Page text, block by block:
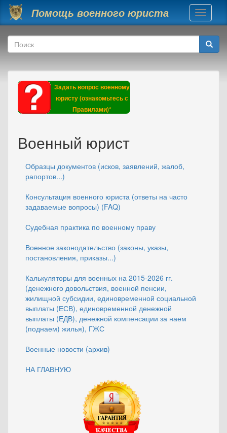
Перейти к основному содержанию
Помощь военного юриста
Toggle
Форма поиска
Поиск
Задать вопрос военному
юристу (ознакомьтесь с
Правилами)*
Военный юрист
Образцы документов (исков, заявлений, жалоб,
рапортов...)
Консультация военного юриста (ответы на часто
задаваемые вопросы) (FAQ)
Судебная практика по военному праву
Военное законодательство (законы, указы,
постановления, приказы...)
Калькуляторы для военных на 2015-2026 гг.
(денежного довольствия, военной пенсии,
жилищной субсидии, единовременной социальной
выплаты (ЕСВ), единовременной денежной
выплаты (ЕДВ), денежной компенсации за наем
(поднаем) жилья), ГЖС
Военные новости (архив)
НА ГЛАВНУЮ